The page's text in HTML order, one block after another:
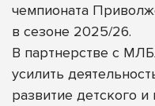
чемпионата
в сезоне 2025/26.
В партнерстве с
усилить
развитие детского